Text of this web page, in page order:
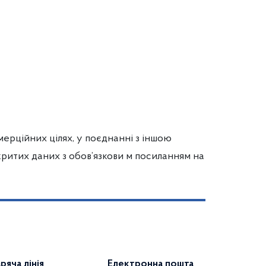
цілях, у поєднанні з іншою
даних з обов’язкови м посиланням на